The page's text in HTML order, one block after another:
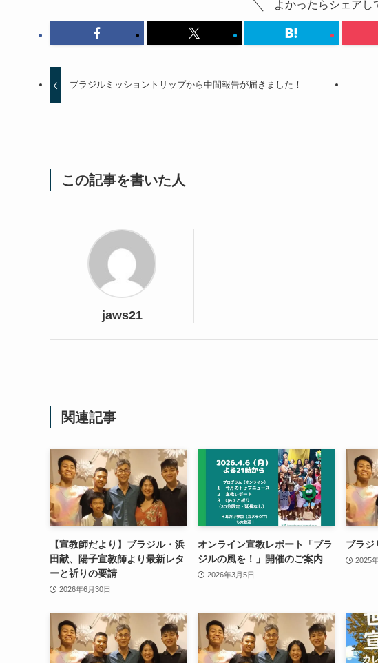
よかったらシェアし
ブラジルミッショントリップから中間報告が届きました！
この記事を書いた人
jaws21
関連記事
【宣教師だより】ブラジル・浜
田献、陽子宣教師より最新レタ
ーと祈りの要請
2026年6月30日
オンライン宣教レポート「ブラ
ジルの風を！」開催のご案内
2026年3月5日
ブラ
2025